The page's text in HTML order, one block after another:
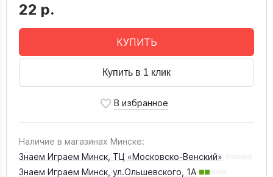
22 р.
КУПИТЬ
Купить в 1 клик
Наличие в магазинах Минске:
Знаем Играем Минск, ТЦ «Московско-Венский»
Знаем Играем Минск, ул.Ольшевского, 1А